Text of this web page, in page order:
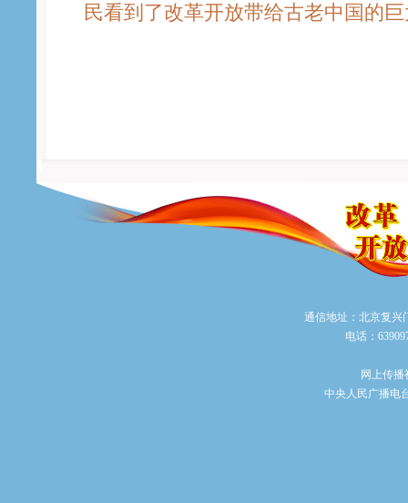
民看到了改革开放带给古老中国的